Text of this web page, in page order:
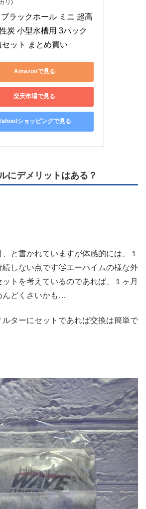
リ)
ブラックホール ミニ 超高
炭 小型水槽用 3パック
セット まとめ買い
Amazonで見る
楽天市場で見る
ショッピングで見る
にデメリットはある？
と書かれていますが体感的には、１
続しない点です🤔エーハイムの様な外
トを考えているのであれば、１ヶ月
んどくさいかも…
ターにセットであれば交換は簡単で